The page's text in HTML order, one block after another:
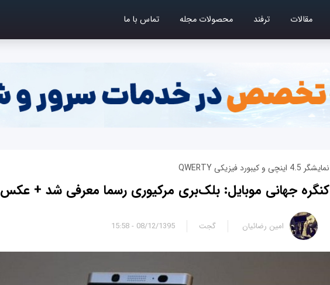
مقالات ترفند محصولات مجله تماس با ما
نمایشگر 4.5 اینچی و کیبورد فیزیکی QWERTY
کنگره جهانی موبایل: بلک‌بری مرکیوری رسما معرفی شد + عکس
08/12/1395 - 15:58 امین رضائیان گجت